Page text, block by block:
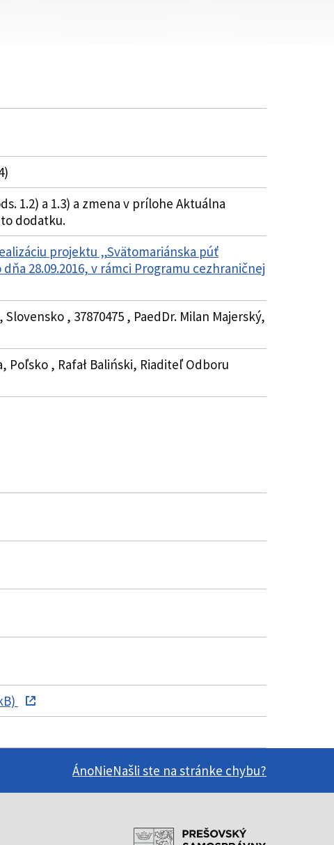
1.2) a 1.3) a zmena v prílohe Aktuálna
dodatku.
projektu „Svätomariánska púť
28.09.2016, v rámci Programu cezhraničnej
, 37870475 , PaedDr. Milan Majerský,
Poľsko , Rafał Baliński, Riaditeľ Odboru
ÁnoNieNašli ste na stránke chybu?